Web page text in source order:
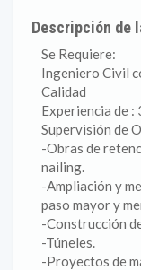
Descripción de
Se Requiere:
Ingeniero Civil
Calidad
Experiencia de :
Supervisión de
-Obras de
nailing.
-Ampliación y
paso mayor y
-Construcción
-Túneles.
-Proyectos de